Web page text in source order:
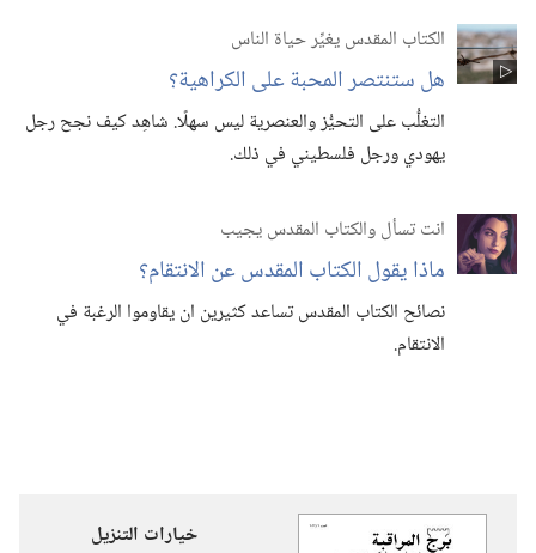
الكتاب المقدس يغيِّر حياة الناس
هل ستنتصر المحبة على الكراهية؟‏
التغلُّب على التحيُّز والعنصرية ليس سهلًا.‏ شاهِد كيف نجح رجل
يهودي ورجل فلسطيني في ذلك.‏
انت تسأل والكتاب المقدس يجيب
ماذا يقول الكتاب المقدس عن الانتقام؟‏
نصائح الكتاب المقدس تساعد كثيرين ان يقاوموا الرغبة في
الانتقام.‏
خيارات التنزيل